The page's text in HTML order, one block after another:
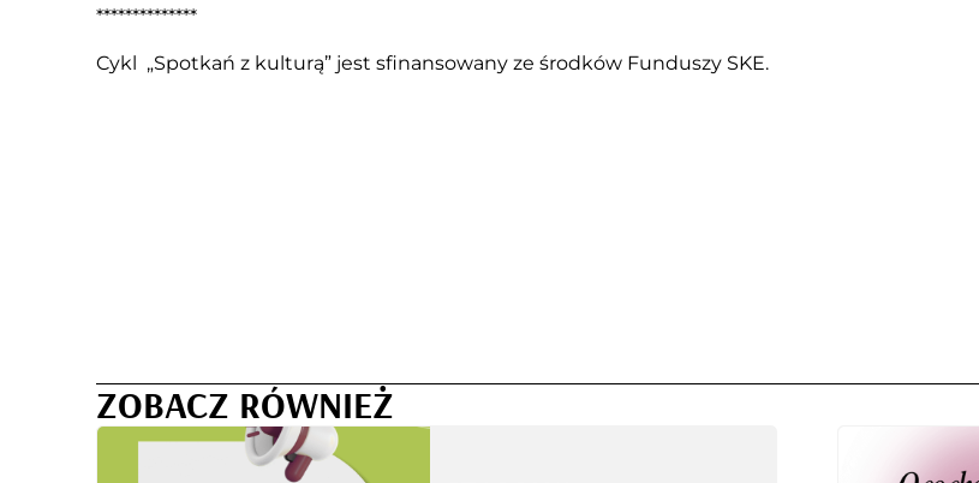
**************
Cykl „Spotkań z kulturą” jest sfinansowany ze środków Funduszy SKE.
ZOBACZ RÓWNIEŻ